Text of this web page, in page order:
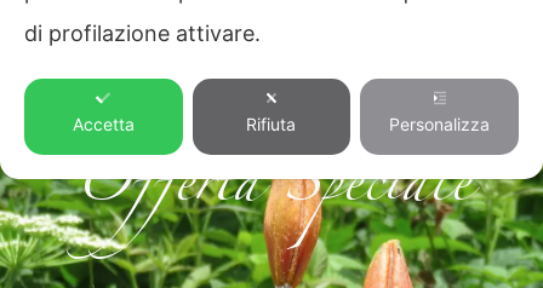
Offerta Speciale
di profilazione attivare.
Accetta Rifiuta Personalizza